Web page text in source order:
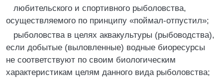
любительского и спортивного рыболовства,
осуществляемого по принципу «поймал-отпустил»;
рыболовства в целях аквакультуры (рыбоводства),
если добытые (выловленные) водные биоресурсы
не соответствуют по своим биологическим
характеристикам целям данного вида рыболовства;